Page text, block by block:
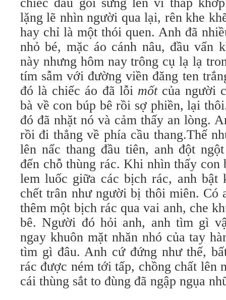
lặng lẽ nhìn người qua lại, rên khe
hay chỉ là một thói quen. Anh đã
nhỏ bé, mặc áo cánh nâu, đầu vấn
này nhưng hôm nay trông cụ lạ lạ
tím sẫm với đường viền đăng ten
đó là chiếc áo đã lỗi mốtcủa người
bà về con búp bê rồi sợ phiền, lại
đó đã nhặt nó và cảm thấy an lòng.
rồi đi thẳng về phía cầu thang.Thế
lên nấc thang đầu tiên, anh đột
đến chỗ thùng rác. Khi nhìn thấy con
lem luốc giữa các bịch rác, anh bật
chết trân như người bị thôi miên. Có
thêm một bịch rác qua vai anh, che
bê. Người đó hỏi anh, anh tìm gì
ngay khuôn mặt nhăn nhó của tay
tìm gì đâu. Anh cứ đứng như thế,
rác được ném tới tấp, chồng chất lên
cái thùng sắt to đùng đã ngập ngụa